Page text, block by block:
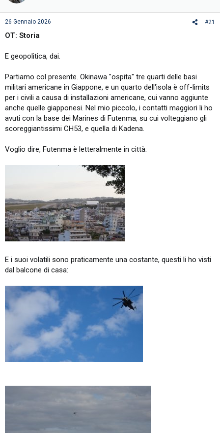
26 Gennaio 2026 #21
OT: Storia
E geopolitica, dai.
Partiamo col presente. Okinawa "ospita" tre quarti delle basi
militari americane in Giappone, e un quarto dell'isola è off-limits
per i civili a causa di installazioni americane, cui vanno aggiunte
anche quelle giapponesi. Nel mio piccolo, i contatti maggiori li ho
avuti con la base dei Marines di Futenma, su cui volteggiano gli
scoreggiantissimi CH53, e quella di Kadena.
Voglio dire, Futenma è letteralmente in città:
E i suoi volatili sono praticamente una costante, questi li ho visti
dal balcone di casa: